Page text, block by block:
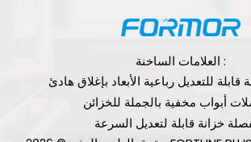
العلامات الساخنة :
للتعديل رباعية الأبعاد بإغلاق هادئ
أبواب مخفية بالجملة للخزائن
خزانة قابلة لتعديل السرعة